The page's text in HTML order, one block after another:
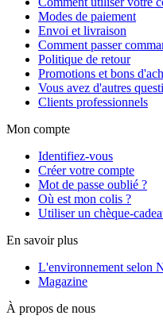
Modes de paiement
Envoi et livraison
Comment passer
Politique de retour
Promotions et bons
Vous avez d'autres
Clients professionnels
Mon compte
Identifiez-vous
Créer votre compte
Mot de passe oublié ?
Où est mon colis ?
Utiliser un chèque-
En savoir plus
L'environnement selon
Magazine
À propos de nous